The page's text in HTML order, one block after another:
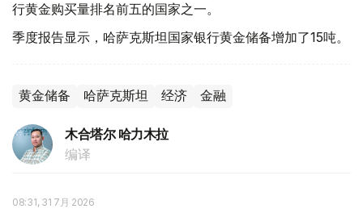
行黄金购买量排名前五的国家之一。
季度报告显示，哈萨克斯坦国家银行黄金储备增加了15吨。
黄金储备 哈萨克斯坦 经济 金融
木合塔尔 哈力木拉
编译
08:31, 31 7月 2026